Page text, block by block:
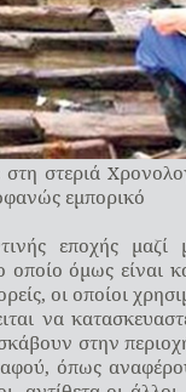
στεριά
εμπορικό
εποχής μαζί
οποίο όμως είναι
οι οποίοι
να
στην
όπως